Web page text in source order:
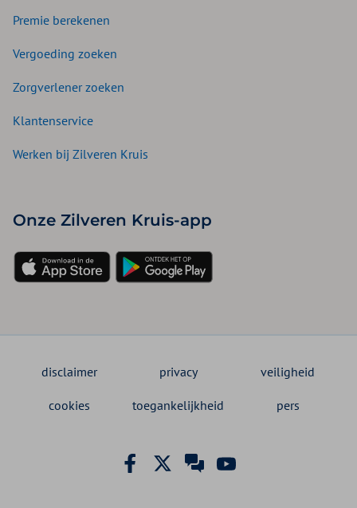
Premie berekenen
Vergoeding zoeken
Zorgverlener zoeken
Klantenservice
Werken bij Zilveren Kruis
Onze Zilveren Kruis-app
disclaimer privacy veiligheid
cookies toegankelijkheid pers